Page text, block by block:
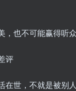
也不可能赢得听众
评
世，不就是被别